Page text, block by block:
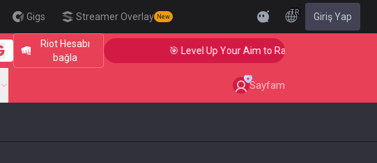
Gigs Streamer Overlay New
TR Giriş Yap
Riot Hesabı
bağla
🎯 Level Up Your Aim to Radiant Status!
Sayfam